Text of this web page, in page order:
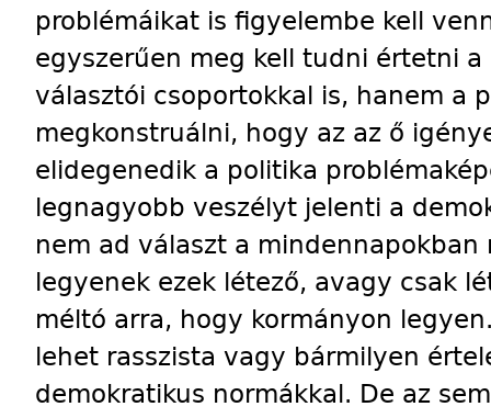
problémáikat is figyelembe kell
egyszerűen meg kell tudni értetni
választói csoportokkal is, hanem a
megkonstruálni, hogy az az ő
elidegenedik a politika
legnagyobb veszélyt jelenti a
nem ad választ a
legyenek ezek létező, avagy csak
méltó arra, hogy kormányon
lehet rasszista vagy bármilyen
demokratikus normákkal. De az